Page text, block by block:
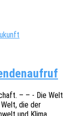
– – - Die Welt
die der